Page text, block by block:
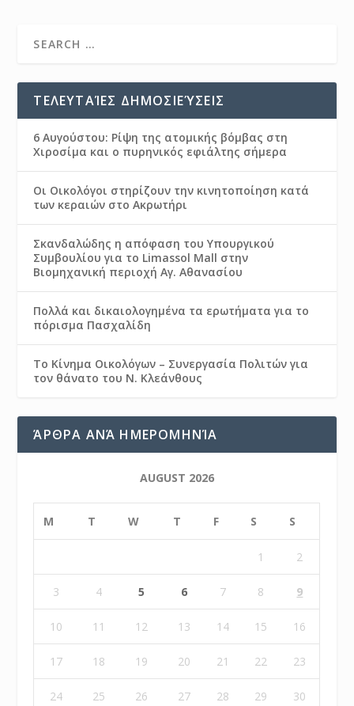
ΤΕΛΕΥΤΑΊΕΣ ΔΗΜΟΣΙΕΎΣΕΙΣ
6 Αυγούστου: Ρίψη της ατομικής βόμβας στη
Χιροσίμα και ο πυρηνικός εφιάλτης σήμερα
Οι Οικολόγοι στηρίζουν την κινητοποίηση κατά
των κεραιών στο Ακρωτήρι
Σκανδαλώδης η απόφαση του Υπουργικού
Συμβουλίου για το Limassol Mall στην
Βιομηχανική περιοχή Αγ. Αθανασίου
Πολλά και δικαιολογημένα τα ερωτήματα για το
πόρισμα Πασχαλίδη
Το Κίνημα Οικολόγων – Συνεργασία Πολιτών για
τον θάνατο του Ν. Κλεάνθους
ΆΡΘΡΑ ΑΝΆ ΗΜΕΡΟΜΗΝΊΑ
AUGUST 2026
M T W T F S S
1 2
3 4 5 6 7 8 9
10 11 12 13 14 15 16
17 18 19 20 21 22 23
24 25 26 27 28 29 30